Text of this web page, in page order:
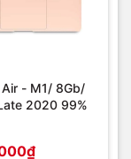
- M1/ 8Gb/
2020 99%